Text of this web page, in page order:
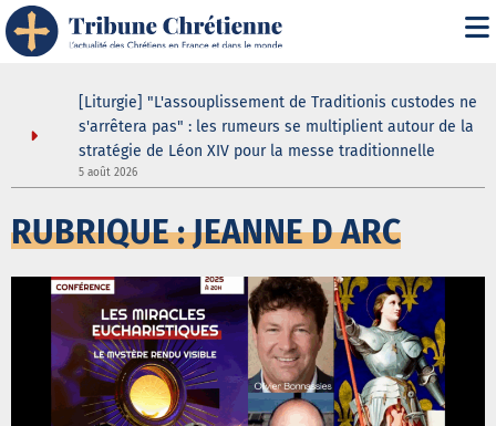
[Liturgie] "L'assouplissement de Traditionis custodes ne
s'arrêtera pas" : les rumeurs se multiplient autour de la
stratégie de Léon XIV pour la messe traditionnelle
5 août 2026
RUBRIQUE : JEANNE D ARC